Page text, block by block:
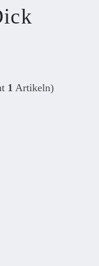
1 Artikeln)